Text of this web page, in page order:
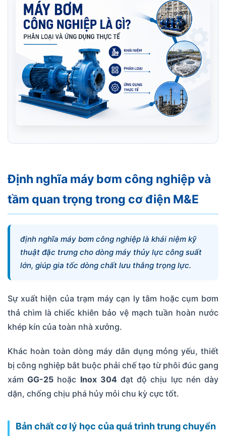
Định nghĩa máy bơm công nghiệp và
tầm quan trọng trong cơ điện M&E
định nghĩa máy bơm công nghiệp là khái niệm kỹ
thuật đặc trưng cho dòng máy thủy lực công suất
lớn, giúp gia tốc dòng chất lưu thắng trọng lực.
Sự xuất hiện của trạm máy cạn ly tâm hoặc cụm bơm
thả chìm là chiếc khiên bảo vệ mạch tuần hoàn nước
khép kín của toàn nhà xưởng.
Khác hoàn toàn dòng máy dân dụng mỏng yếu, thiết
bị công nghiệp bắt buộc phải chế tạo từ phôi đúc gang
xámGG-25 hoặc Inox 304đạt độ chịu lực nén dày
dặn, chống chịu phá hủy mỏi chu kỳ cực tốt.
Bản chất cơ lý học của quá trình trung chuyển